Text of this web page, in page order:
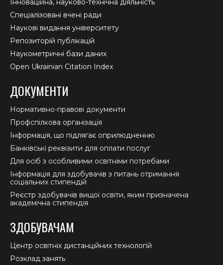
Інноваційна, науково-технічна діяльність
Спеціалізовані вчені ради
Наукові видання університету
Репозиторій публікацій
Наукометричні бази даних
Open Ukrainian Citation Index
ДОКУМЕНТИ
Нормативно-правові документи
Профспілкова організація
Інформація, що підлягає оприлюдненню
Банківські реквізити для оплати послуг
Для осіб з особливими освітніми потребами
Інформація для здобувачів з питань отримання
соціальних стипендій
Реєстр здобувачів вищої освіти, яким призначена
академічна стипендія
ЗДОБУВАЧАМ
Центр освітніх дистанційних технологій
Розклад занять